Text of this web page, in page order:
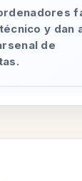
y dan
de